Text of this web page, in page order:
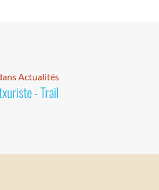
Actualités
- Trail